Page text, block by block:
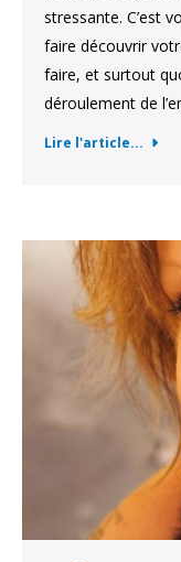
stressante. C’est
faire découvrir
faire, et surtout
déroulement de
Lire l'article...